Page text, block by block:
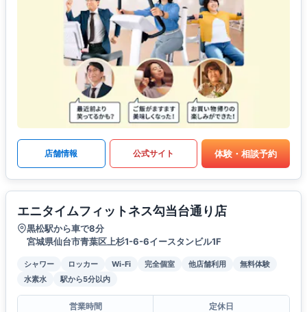
店舗情報 公式サイト 体験・相談予約
エニタイムフィットネス勾当台通り店
黒松駅から車で8分
宮城県仙台市青葉区上杉1-6-6イースタンビル1F
シャワー ロッカー Wi-Fi 完全個室 他店舗利用
無料体験
水素水
駅から5分以内
営業時間 定休日